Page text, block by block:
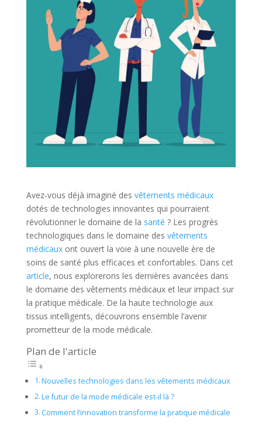
Avez-vous déjà imaginé des vêtements médicaux
dotés de technologies innovantes qui pourraient
révolutionner le domaine de la santé ? Les progrès
technologiques dans le domaine des vêtements
médicauxont ouvert la voie à une nouvelle ère de
soins de santé plus efficaces et confortables. Dans cet
article, nous explorerons les dernières avancées dans
le domaine des vêtements médicaux et leur impact sur
la pratique médicale. De la haute technologie aux
tissus intelligents, découvrons ensemble l’avenir
prometteur de la mode médicale.
Plan de l'article
Nouvelles technologies dans les vêtements médicaux
Le futur de la mode médicale est-il là ?
Comment l’innovation transforme la pratique médicale